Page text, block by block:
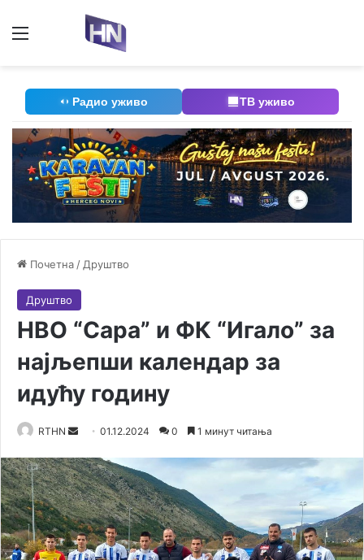
Радио уживо ТВ уживо
Почетна / Друштво
Друштво
НВО “Сара” и ФК “Игало” за
најљепши календар за
идућу годину
RTHN
n
d
a
n
e
01.12.2024 0 1 минут читања